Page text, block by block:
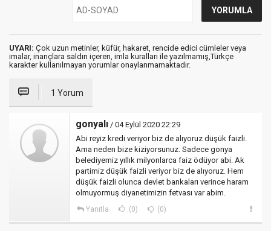
UYARI: Çok uzun metinler, küfür, hakaret, rencide edici cümleler veya
imalar, inançlara saldırı içeren, imla kuralları ile yazılmamış,Türkçe
karakter kullanılmayan yorumlar onaylanmamaktadır.
1 Yorum
gonyalı / 04 Eylül 2020 22:29
Abi reyiz kredi veriyor biz de alıyoruz düşük faizli.
Ama neden bize kiziyorsunuz. Sadece gonya
belediyemiz yıllık milyonlarca faiz ödüyor abi. Ak
partimiz düşük faizli veriyor biz de alıyoruz. Hem
düşük faizli olunca devlet bankaları verince haram
olmuyormuş diyanetimizin fetvası var abim.
Yanıtla (0) (0)